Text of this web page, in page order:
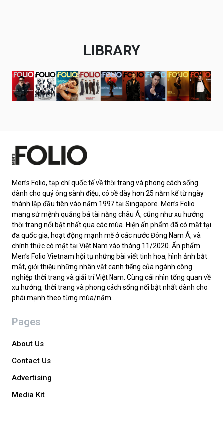
LIBRARY
Men’s Folio, tạp chí quốc tế về thời trang và phong cách sống
dành cho quý ông sành điệu, có bề dày hơn 25 năm kể từ ngày
thành lập đầu tiên vào năm 1997 tại Singapore. Men’s Folio
mang sứ mệnh quảng bá tài năng châu Á, cũng như xu hướng
thời trang nổi bật nhất qua các mùa. Hiện ấn phẩm đã có mặt tại
đa quốc gia, hoạt động mạnh mẽ ở các nước Đông Nam Á, và
chính thức có mặt tại Việt Nam vào tháng 11/2020. Ấn phẩm
Men’s Folio Vietnam hội tụ những bài viết tinh hoa, hình ảnh bắt
mắt, giới thiệu những nhân vật danh tiếng của ngành công
nghiệp thời trang và giải trí Việt Nam. Cùng cái nhìn tổng quan về
xu hướng, thời trang và phong cách sống nổi bật nhất dành cho
phái mạnh theo từng mùa/năm.
Pages
About Us
Contact Us
Advertising
Media Kit